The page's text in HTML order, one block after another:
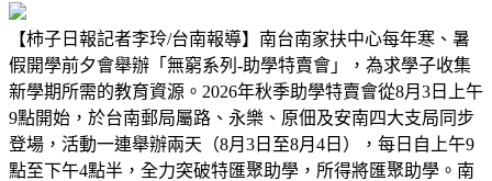
【柿子日報記者李玲/台南報導】南台南家扶中心每年寒、暑
假開學前夕會舉辦「無窮系列-助學特賣會」，為求學子收集
新學期所需的教育資源。2026年秋季助學特賣會從8月3日上午
9點開始，於台南郵局屬路、永樂、原佃及安南四大支局同步
登場，活動一連舉辦兩天（8月3日至8月4日），每日自上午9
點至下午4點半，全力突破特匯聚助學，所得將匯聚助學。南